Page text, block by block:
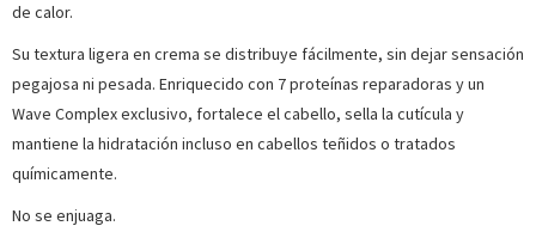
de calor.
Su textura ligera en crema se distribuye fácilmente, sin dejar sensación
pegajosa ni pesada. Enriquecido con 7 proteínas reparadoras y un
Wave Complex exclusivo, fortalece el cabello, sella la cutícula y
mantiene la hidratación incluso en cabellos teñidos o tratados
químicamente.
No se enjuaga.